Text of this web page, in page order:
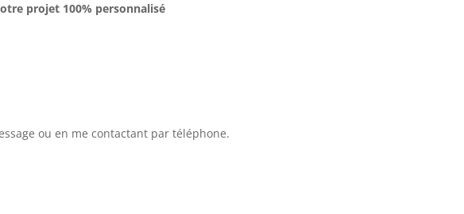
projet 100% personnalisé
ou en me contactant par téléphone.